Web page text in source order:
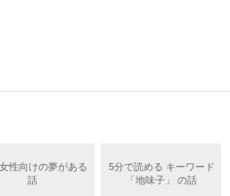
稿版です＊
いる。
26）がいるのだが、後輩の姫原由
と馬鹿にされ、一人こっそり泣い
性向けの夢がある
話
5分で読める キーワード
「地味子」 の話